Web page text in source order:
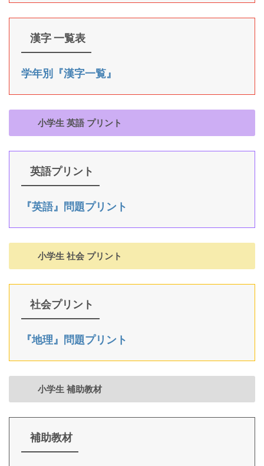
漢字 一覧表
学年別『漢字一覧』
小学生 英語 プリント
英語プリント
『英語』問題プリント
小学生 社会 プリント
社会プリント
『地理』問題プリント
小学生 補助教材
補助教材